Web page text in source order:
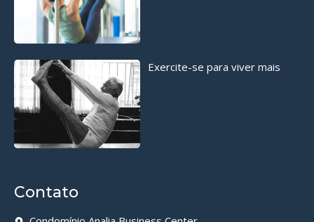
Exercite-se para viver mais
Contato